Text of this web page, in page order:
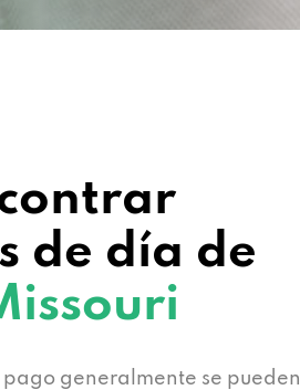
de día de
generalmente se pueden